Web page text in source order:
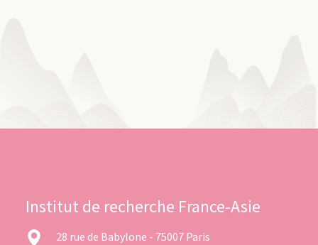
Institut de recherche France-Asie
28 rue de Babylone - 75007 Paris